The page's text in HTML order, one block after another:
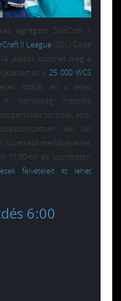
legrégibb StarCraft II
II League(GSL) Code
játékos küzdhet meg a
és a25 000 WCS
listáját, és a teljes
bajnokság második
sorolták, ahol
kell két
mérkőzéseinek
11:30-tól és szombaton
felvételeit itt lehet
6:00